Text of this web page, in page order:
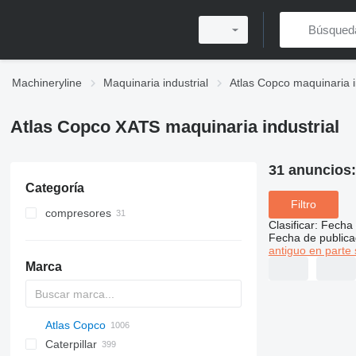
Machineryline Maquinaria industrial Atlas Copco maquinaria
Atlas Copco XATS maquinaria industrial
Categoría
compresores
Marca
PDS
APD
AB
Ensis
Pega
VZ
AG3
Atlas Copco
DrillAir
QAS
PDP
E-series
B-series
BM
GFS
VT
Rover
PA
Airpure
BySprint Fiber
CK
SR
Caterpillar
31 anuncios:
Filtro
Clasificar: Fecha
Fecha de
antiguo en parte